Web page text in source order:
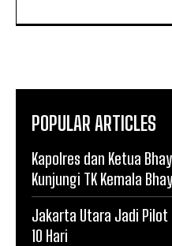
POPULAR ARTICLES
Kapolres dan Ketua
Kunjungi TK Kemala
Jakarta Utara Jadi Pilot
10 Hari